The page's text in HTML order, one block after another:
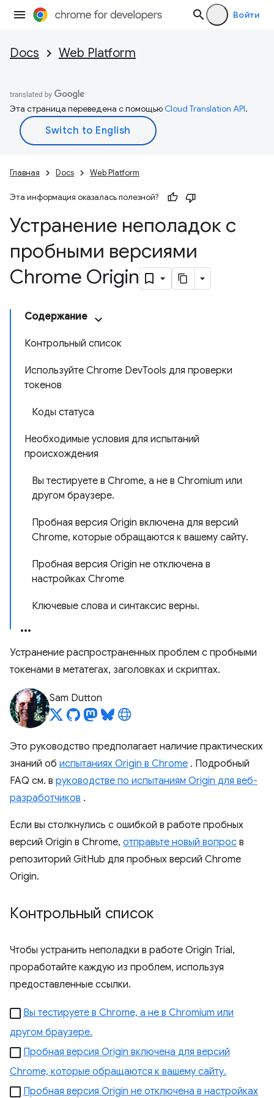
Войти
Docs Web Platform
Эта страница переведена с помощьюCloud Translation API.
Главная Docs Web Platform
Эта информация оказалась полезной?
Устранение неполадок с
пробными версиями
Chrome Origin
Содержание
Контрольный список
Используйте Chrome DevTools для проверки
токенов
Коды статуса
Необходимые условия для испытаний
происхождения
Вы тестируете в Chrome, а не в Chromium или
другом браузере.
Пробная версия Origin включена для версий
Chrome, которые обращаются к вашему сайту.
Пробная версия Origin не отключена в
настройках Chrome
Ключевые слова и синтаксис верны.
Устранение распространенных проблем с пробными
токенами в метатегах, заголовках и скриптах.
Sam Dutton
Это руководство предполагает наличие практических
знаний об испытаниях Origin в Chrome . Подробный
FAQ см. в руководстве по испытаниям Origin для веб-
разработчиков .
Если вы столкнулись с ошибкой в ​​работе пробных
версий Origin в Chrome, отправьте новый вопрос в
репозиторий GitHub для пробных версий Chrome
Origin.
Контрольный список
Чтобы устранить неполадки в работе Origin Trial,
проработайте каждую из проблем, используя
предоставленные ссылки.
Вы тестируете в Chrome, а не в Chromium или
другом браузере.
Пробная версия Origin включена для версий
Chrome, которые обращаются к вашему сайту.
Пробная версия Origin не отключена в настройках